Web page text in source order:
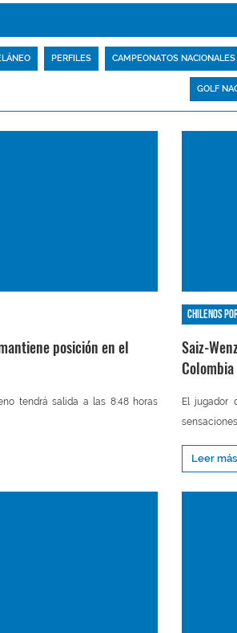
PERFILES CAMPEONATOS NACIONALES
GOLF
posición en el
tendrá salida a las 8:48 horas
Chilenos
Saiz-
Colombia
El jugador
Leer más